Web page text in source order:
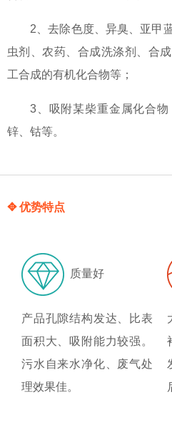
2、去除色度、异臭、亚甲
虫剂、农药、合成洗涤剂、合
工合成的有机化合物等；
3、吸附某柴重金属化合物
锌、钴等。
✥ 优势特点
质量好
产品孔隙结构发达、比表
面积大、吸附能力较强。
污水自来水净化、废气处
理效果佳。